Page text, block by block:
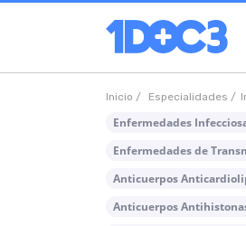
Inicio / Especialidades /
Enfermedades
Enfermedades de
Anticuerpos
Anticuerpos